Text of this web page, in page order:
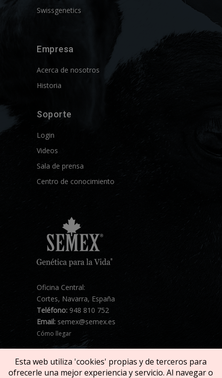
Swissgenetics
Empresa
Acerca de nosotros
Historia
Soporte
Login
Videos
Sala de prensa
Centro de conocimiento
Oficina Central:
Cortes, Navarra, España
Teléfono: 948 810 752
Email: semex@semex.es
Cómo llegar
Esta web utiliza 'cookies' propias y de terceros para
ofrecerle una mejor experiencia y servicio. Al navegar o